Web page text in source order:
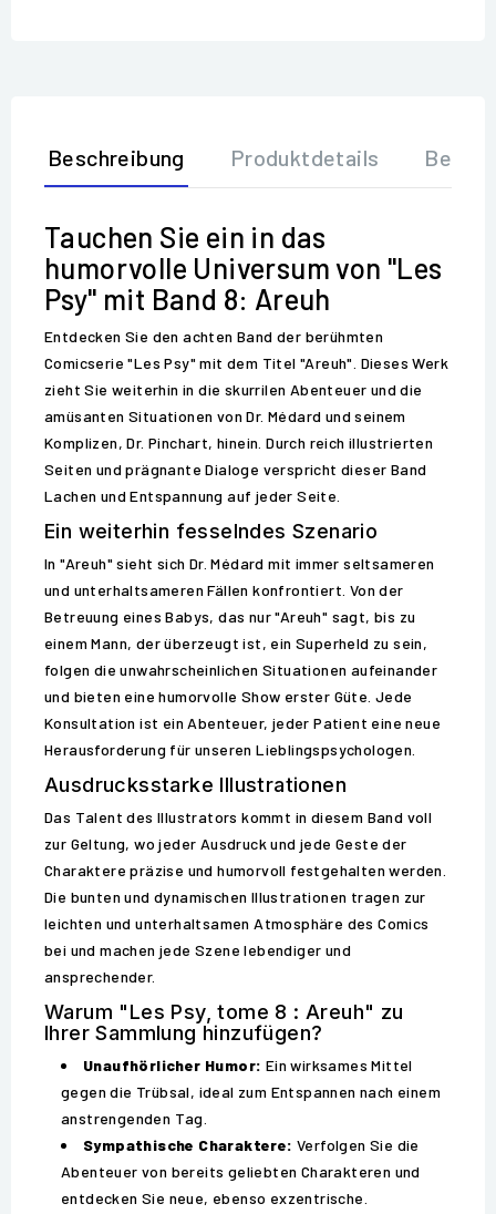
Beschreibung Produktdetails
Tauchen Sie ein in das
humorvolle Universum von "Les
Psy" mit Band 8: Areuh
Entdecken Sie den achten Band der berühmten
Comicserie "Les Psy" mit dem Titel "Areuh". Dieses Werk
zieht Sie weiterhin in die skurrilen Abenteuer und die
amüsanten Situationen von Dr. Médard und seinem
Komplizen, Dr. Pinchart, hinein. Durch reich illustrierten
Seiten und prägnante Dialoge verspricht dieser Band
Lachen und Entspannung auf jeder Seite.
Ein weiterhin fesselndes Szenario
In "Areuh" sieht sich Dr. Médard mit immer seltsameren
und unterhaltsameren Fällen konfrontiert. Von der
Betreuung eines Babys, das nur "Areuh" sagt, bis zu
einem Mann, der überzeugt ist, ein Superheld zu sein,
folgen die unwahrscheinlichen Situationen aufeinander
und bieten eine humorvolle Show erster Güte. Jede
Konsultation ist ein Abenteuer, jeder Patient eine neue
Herausforderung für unseren Lieblingspsychologen.
Ausdrucksstarke Illustrationen
Das Talent des Illustrators kommt in diesem Band voll
zur Geltung, wo jeder Ausdruck und jede Geste der
Charaktere präzise und humorvoll festgehalten werden.
Die bunten und dynamischen Illustrationen tragen zur
leichten und unterhaltsamen Atmosphäre des Comics
bei und machen jede Szene lebendiger und
ansprechender.
Warum "Les Psy, tome 8 : Areuh" zu
Ihrer Sammlung hinzufügen?
Unaufhörlicher Humor: Ein wirksames Mittel
gegen die Trübsal, ideal zum Entspannen nach einem
anstrengenden Tag.
Sympathische Charaktere: Verfolgen Sie die
Abenteuer von bereits geliebten Charakteren und
entdecken Sie neue, ebenso exzentrische.